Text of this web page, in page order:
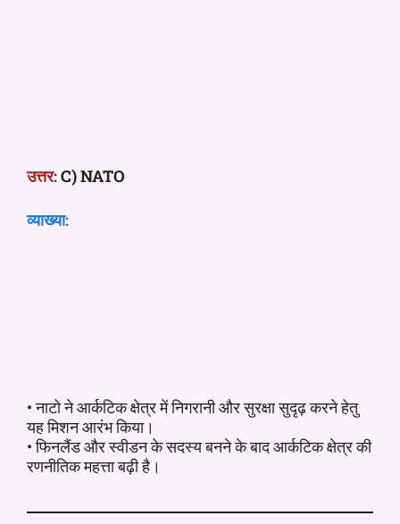
उत्तर:C) NATO
व्याख्या:
• नाटो ने आर्कटिक क्षेत्र में निगरानी और सुरक्षा सुदृढ़ करने हेतु
यह मिशन आरंभ किया।
• फिनलैंड और स्वीडन के सदस्य बनने के बाद आर्कटिक क्षेत्र की
रणनीतिक महत्ता बढ़ी है।